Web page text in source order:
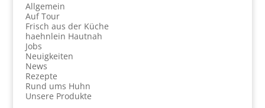
Allgemein
Auf Tour
Frisch aus der Küche
haehnlein Hautnah
Jobs
Neuigkeiten
News
Rezepte
Rund ums Huhn
Unsere Produkte